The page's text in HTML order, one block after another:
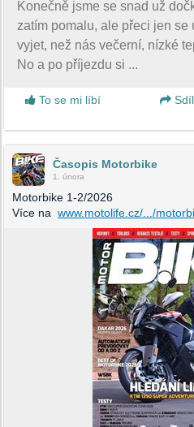
Konečně jsme se snad už
zatím pomalu, ale přeci jen
vyjet, než nás večerní, nízké
No a po příjezdu si ...
To se mi líbí
Časopis Motorbike
1. února
Motorbike 1-2/2026
Více na www.motolife.cz/.../